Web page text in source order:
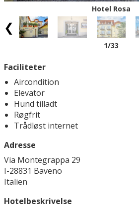
Hotel Rosa
1/33
Faciliteter
Aircondition
Elevator
Hund tilladt
Røgfrit
Trådløst internet
Adresse
Via Montegrappa 29
I-28831 Baveno
Italien
Hotelbeskrivelse